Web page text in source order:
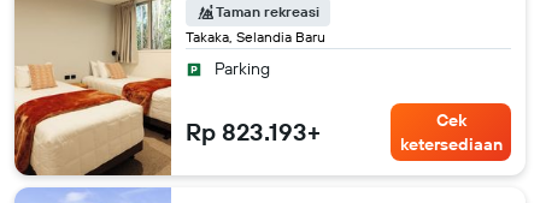
Takaka, Selandia Baru
Taman rekreasi
Parking
Rp 823.193+
Cek
ketersediaan